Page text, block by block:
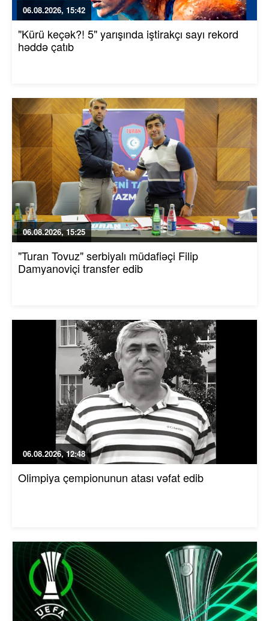
06.08.2026, 15:42
"Kürü keçək?! 5" yarışında iştirakçı sayı rekord
həddə çatıb
06.08.2026, 15:25
"Turan Tovuz" serbiyalı müdafiəçi Filip
Damyanoviçi transfer edib
06.08.2026, 12:48
Olimpiya çempionunun atası vəfat edib